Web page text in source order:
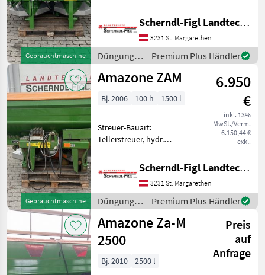
Gebrauchtmaschine
Grenzstreueinrichtung,
Streumengenverstellung
Düngung und Beregnung
Mineraldüngerstreuer/Wiegestreuer
Scherndl-Figl Landtechnik
3231 St. Margarethen
Düngung
und
Beregnung
Premium Plus Händler
Gebrauchtmaschine
Amazone ZAM
6.950
€
inkl. 13%
MwSt./Verm.
6.150,44 €
exkl.
Bj. 2006 100 h 1500 l
Streuer-Bauart:
Tellerstreuer, hydr.
Grenzstreueinrichtung,
Streumengenverstellung
Wiegestreuer, elektrische
Vorwahlschaltung Fink
Matthias - Düngung und
Scherndl-Figl Landtechnik
3231 St. Margarethen
Düngung
und
Beregnung
/ Amazone
Premium Plus Händler
Amazone Za-M
2500
Preis
auf
Anfrage
Bj. 2010
2500 l